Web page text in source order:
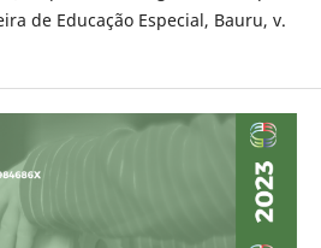
de Educação Especial, Bauru, v.